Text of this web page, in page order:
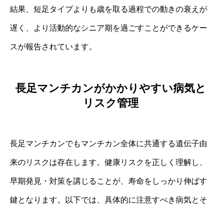
結果、短足タイプよりも歳を取る過程での動きの衰えが
遅く、より活動的なシニア期を過ごすことができるケー
スが報告されています。
長足マンチカンがかかりやすい病気と
リスク管理
長足マンチカンでもマンチカン全体に共通する遺伝子由
来のリスクは存在します。健康リスクを正しく理解し、
早期発見・対策を講じることが、寿命をしっかり伸ばす
鍵となります。以下では、具体的に注意すべき病気とそ